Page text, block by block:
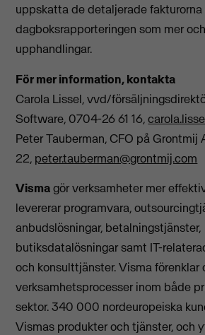
uppskatta de detaljerade fakturorna
dagboksrapporteringen som mer
upphandlingar.
För mer information, kontakta
Carola Lissel, vvd/
Software, 0704-26 61 16,
Peter Tauberman, CFO på Grontmij
22, peter.tauberman@grontmij.com
Vismagör verksamheter mer
levererar programvara,
anbudslösningar, betalningstjänster,
butiksdatalösningar samt IT-
och konsulttjänster. Visma förenklar
verksamhetsprocesser inom både
sektor. 340 000 nordeuropeiska
Vismas produkter och tjänster, och